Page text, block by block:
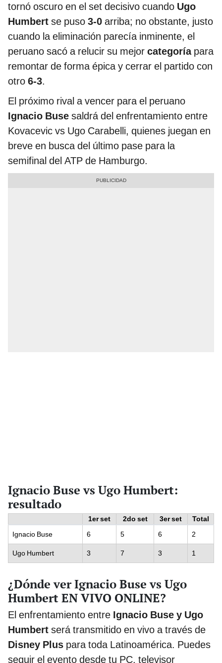
tornó oscuro en el set decisivo cuando Ugo
Humbert se puso 3-0 arriba; no obstante, justo
cuando la eliminación parecía inminente, el
peruano sacó a relucir su mejor categoríapara
remontar de forma épica y cerrar el partido con
otro 6-3.
El próximo rival a vencer para el peruano
Ignacio Buse saldrá del enfrentamiento entre
Kovacevic vs Ugo Carabelli, quienes juegan en
breve en busca del último pase para la
semifinal del ATP de Hamburgo.
Ignacio Buse vs Ugo Humbert:
resultado
1er set 2do set 3er set
Total
Ignacio Buse
6 5 6 2
Ugo Humbert 3 7 3 1
¿Dónde ver Ignacio Buse vs Ugo
Humbert EN VIVO ONLINE?
El enfrentamiento entre Ignacio Buse y Ugo
Humbert será transmitido en vivo a través de
Disney Plus para toda Latinoamérica. Puedes
seguir el evento desde tu PC, televisor